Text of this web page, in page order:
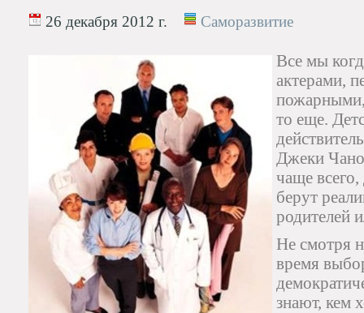
26 декабря 2012 г. Саморазвитие
Все мы
актерами,
то еще.
Джеки
чаще
берут
родителей
Не смотря
время
знают, кем